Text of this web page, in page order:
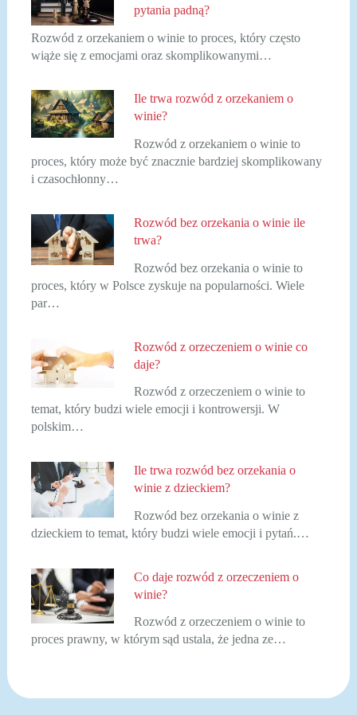
pytania padną?
Rozwód z orzekaniem o winie to proces, który często
wiąże się z emocjami oraz skomplikowanymi…
Ile trwa rozwód z orzekaniem o
winie?
Rozwód z orzekaniem o winie to
proces, który może być znacznie bardziej skomplikowany
i czasochłonny…
Rozwód bez orzekania o winie ile
trwa?
Rozwód bez orzekania o winie to
proces, który w Polsce zyskuje na popularności. Wiele
par…
Rozwód z orzeczeniem o winie co
daje?
Rozwód z orzeczeniem o winie to
temat, który budzi wiele emocji i kontrowersji. W
polskim…
Ile trwa rozwód bez orzekania o
winie z dzieckiem?
Rozwód bez orzekania o winie z
dzieckiem to temat, który budzi wiele emocji i pytań.…
Co daje rozwód z orzeczeniem o
winie?
Rozwód z orzeczeniem o winie to
proces prawny, w którym sąd ustala, że jedna ze…